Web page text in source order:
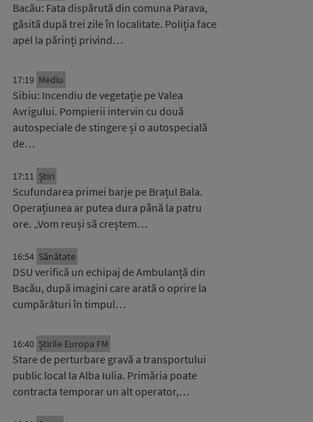
Bacău: Fata dispărută din comuna Parava,
găsită după trei zile în localitate. Poliția face
apel la părinți privind…
17:19 Mediu
Sibiu: Incendiu de vegetație pe Valea
Avrigului. Pompierii intervin cu două
autospeciale de stingere și o autospecială
de…
17:11 Știri
Scufundarea primei barje pe Brațul Bala.
Operațiunea ar putea dura până la patru
ore. „Vom reuși să creștem…
16:54 Sănătate
DSU verifică un echipaj de Ambulanță din
Bacău, după imagini care arată o oprire la
cumpărături în timpul…
16:40 Știrile Europa FM
Stare de perturbare gravă a transportului
public local la Alba Iulia. Primăria poate
contracta temporar un alt operator,…